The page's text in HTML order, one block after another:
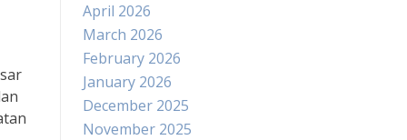
April 2026
March 2026
February 2026
January 2026
December 2025
November 2025